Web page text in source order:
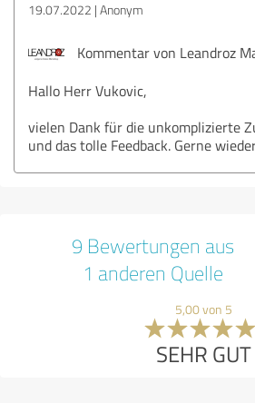
19.07.2022 Anonym
Kommentar von Leandroz
Hallo Herr Vukovic,
vielen Dank für die unkomplizierte
und das tolle Feedback. Gerne
9 Bewertungen aus
1 anderen Quelle
5,00 von 5
SEHR GUT